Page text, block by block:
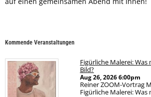
Kommende Veranstaltungen
Figürliche Malerei: Was
Bild?
Aug 26, 20266:00pm
Reiner ZOOM-Vortrag
Figürliche Malerei: Was